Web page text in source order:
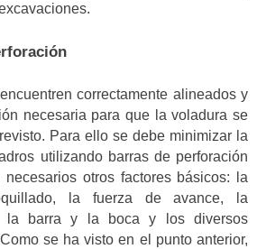
correctamente alineados y
necesaria para que la voladura se
Para ello se debe minimizar la
utilizando barras de perforación
necesarios otros factores básicos: la
la fuerza de avance, la
la barra y la boca y los diversos
se ha visto en el punto anterior,